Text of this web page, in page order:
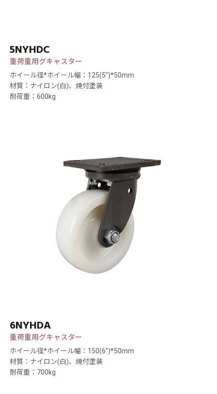
5NYHDC
重荷重用グキャスター
ホイール径*ホイール幅：125(5”)*50mm
材質：ナイロン(白)、焼付塗装
耐荷重：600kg
6NYHDA
重荷重用グキャスター
ホイール径*ホイール幅：150(6”)*50mm
材質：ナイロン(白)、焼付塗装
耐荷重：700kg